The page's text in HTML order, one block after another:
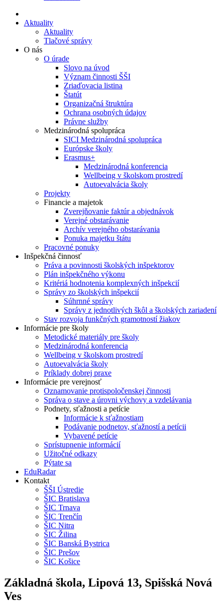
Aktuality
Aktuality
Tlačové správy
O nás
O úrade
Slovo na úvod
Význam činnosti ŠŠI
Zriaďovacia listina
Štatút
Organizačná štruktúra
Ochrana osobných údajov
Právne služby
Medzinárodná spolupráca
SICI Medzinárodná spolupráca
Európske školy
Erasmus+
Medzinárodná konferencia
Wellbeing v školskom prostredí
Autoevalvácia školy
Projekty
Financie a majetok
Zverejňovanie faktúr a objednávok
Verejné obstarávanie
Archív verejného obstarávania
Ponuka majetku štátu
Pracovné ponuky
Inšpekčná činnosť
Práva a povinnosti školských inšpektorov
Plán inšpekčného výkonu
Kritériá hodnotenia komplexných inšpekcií
Správy zo školských inšpekcií
Súhrnné správy
Správy z jednotlivých škôl a školských zariadení
Stav rozvoja funkčných gramotností žiakov
Informácie pre školy
Metodické materiály pre školy
Medzinárodná konferencia
Wellbeing v školskom prostredí
Autoevalvácia školy
Príklady dobrej praxe
Informácie pre verejnosť
Oznamovanie protispoločenskej činnosti
Správa o stave a úrovni výchovy a vzdelávania
Podnety, sťažnosti a petície
Informácie k sťažnostiam
Podávanie podnetov, sťažností a petícii
Vybavené petície
Sprístupnenie informácií
Užitočné odkazy
Pýtate sa
EduRadar
Kontakt
ŠŠI Ústredie
ŠIC Bratislava
ŠIC Trnava
ŠIC Trenčín
ŠIC Nitra
ŠIC Žilina
ŠIC Banská Bystrica
ŠIC Prešov
ŠIC Košice
Základná škola, Lipová 13, Spišská Nová
Ves